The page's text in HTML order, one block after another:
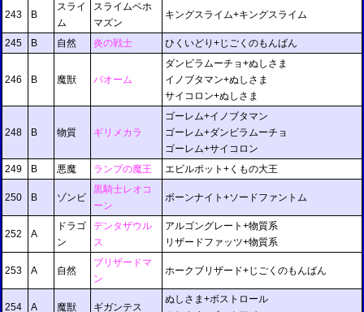
243 B
スライ
ム
スライムベホ
マズン
キングスライム+キングスライム
245 B 自然 炎の戦士 ひくいどり+じごくのもんばん
246 B 魔獣 パオーム
ダンビラムーチョ+ぬしさま
イノブタマン+ぬしさま
サイコロン+ぬしさま
248 B 物質 ギリメカラ
ゴーレム+イノブタマン
ゴーレム+ダンビラムーチョ
ゴーレム+サイコロン
249
B 悪魔 ランプの魔王 エビルポット+くもの大王
250 B ゾンビ
黒騎士レオコ
ーン
ボーンナイト+ソードファントム
252 A
ドラゴ
ン
デンタザウル
ス
アルゴングレート+物質系
リザードファッツ+物質系
253 A 自然
ブリザードマ
ン
ホークブリザード+じごくのもんばん
254 A 魔獣 ギガンテス
ぬしさま+ボストロール